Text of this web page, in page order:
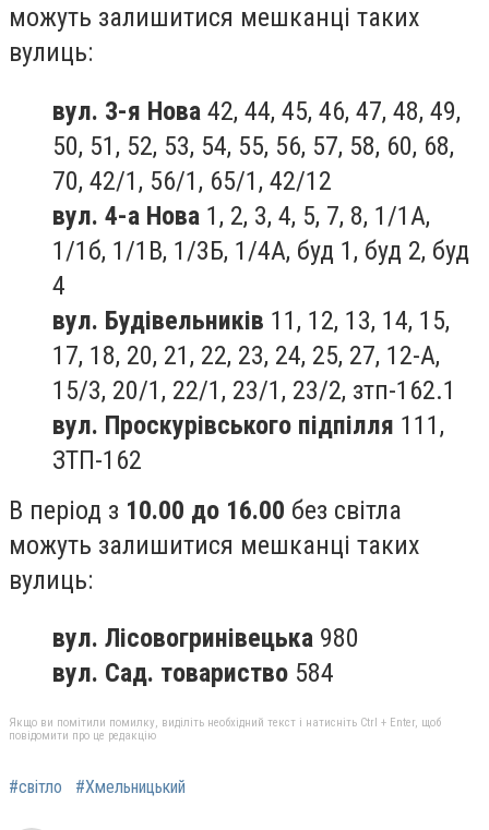
можуть залишитися мешканці таких
вулиць:
вул. 3-я Нова 42, 44, 45, 46, 47, 48, 49,
50, 51, 52, 53, 54, 55, 56, 57, 58, 60, 68,
70, 42/1, 56/1, 65/1, 42/12
вул. 4-а Нова 1, 2, 3, 4, 5, 7, 8, 1/1А,
1/1б, 1/1В, 1/3Б, 1/4А, буд 1, буд 2, буд
4
вул. Будівельників 11, 12, 13, 14, 15,
17, 18, 20, 21, 22, 23, 24, 25, 27, 12-А,
15/3, 20/1, 22/1, 23/1, 23/2, зтп-162.1
вул. Проскурівського підпілля 111,
ЗТП-162
В період з 10.00 до 16.00 без світла
можуть залишитися мешканці таких
вулиць:
вул. Лісовогринівецька 980
вул. Сад. товариство 584
Якщо ви помітили помилку, виділіть необхідний текст і натисніть Ctrl + Enter, щоб
повідомити про це редакцію
#світло #Хмельницький